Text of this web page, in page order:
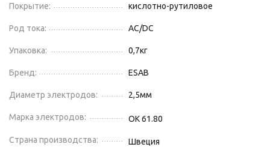
Покрытие:
кислотно-рутиловое
Род тока: AC/DC
Упаковка: 0,7кг
Бренд: ESAB
Диаметр электродов: 2,5мм
Марка электродов: OK 61.80
Страна производства: Швеция